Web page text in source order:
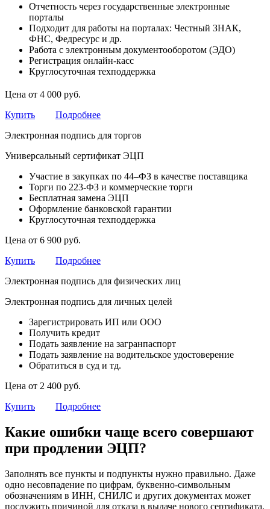
Отчетность через государственные электронные
порталы
Подходит для работы на порталах: Честный ЗНАК,
ФНС, Федресурс и др.
Работа с электронным документооборотом (ЭДО)
Регистрация онлайн-касс
Круглосуточная техподдержка
Цена от 4 000 руб.
Купить
Подробнее
Электронная подпись для торгов
Универсальный сертификат ЭЦП
Участие в закупках по 44–ФЗ в качестве поставщика
Торги по 223-ФЗ и коммерческие торги
Бесплатная замена ЭЦП
Оформление банковской гарантии
Круглосуточная техподдержка
Цена от 6 900 руб.
Купить
Подробнее
Электронная подпись для физических лиц
Электронная подпись для личных целей
Зарегистрировать ИП или ООО
Получить кредит
Подать заявление на загранпаспорт
Подать заявление на водительское удостоверение
Обратиться в суд и тд.
Цена от 2 400 руб.
Купить
Подробнее
Какие ошибки чаще всего совершают
при продлении ЭЦП?
Заполнять все пункты и подпункты нужно правильно. Даже
одно несовпадение по цифрам, буквенно-символьным
обозначениям в ИНН, СНИЛС и других документах может
послужить причиной для отказа в выдаче нового сертификата.